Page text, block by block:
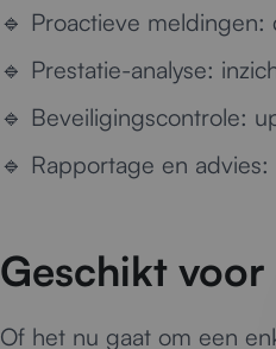
🔹 Proactieve meldingen:
🔹 Prestatie-analyse:
🔹 Beveiligingscontrole:
🔹 Rapportage en advies:
Geschikt
Of het nu gaat om een